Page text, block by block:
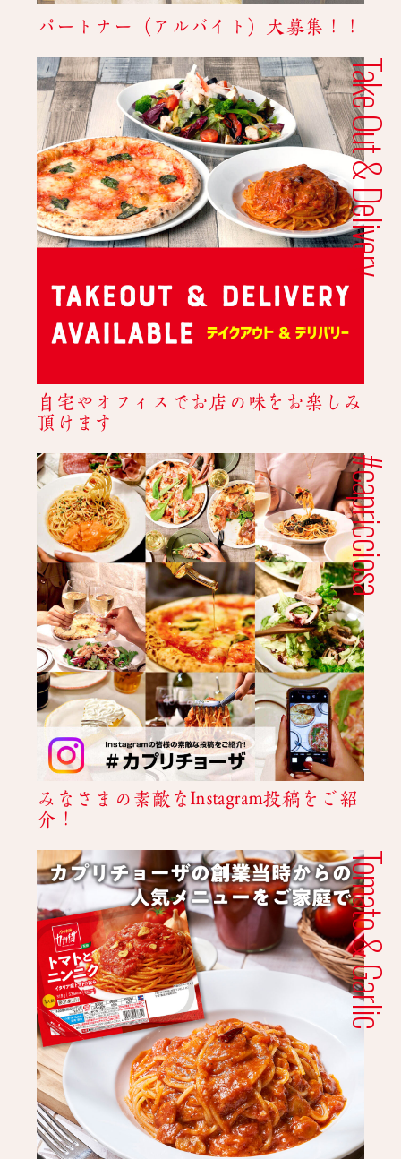
パートナー（アルバイト）大募集！！
Take Out & Delivery
自宅やオフィスでお店の味をお楽しみ
頂けます
#capricciosa
みなさまの素敵なInstagram投稿をご紹
介！
Tomato & Garlic